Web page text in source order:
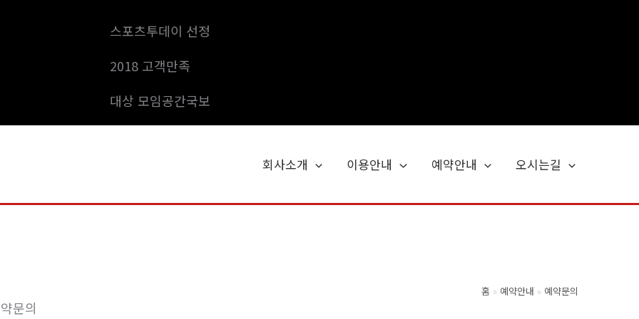
스포츠투데이 선정
2018 고객만족
대상 모임공간국보
회사소개 이용안내 예약안내 오시는길
홈 예약안내 예약문의
문의